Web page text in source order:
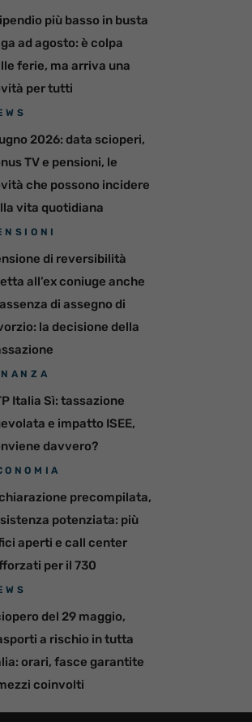
più basso in busta
ad agosto: è colpa
ferie, ma arriva una
per tutti
2026: data scioperi,
TV e pensioni, le
che possono incidere
vita quotidiana
di reversibilità
all’ex coniuge anche
di assegno di
la decisione della
Italia Sì: tassazione
e impatto ISEE,
davvero?
precompilata,
potenziata: più
aperti e call center
per il 730
del 29 maggio,
a rischio in tutta
orari, fasce garantite
coinvolti